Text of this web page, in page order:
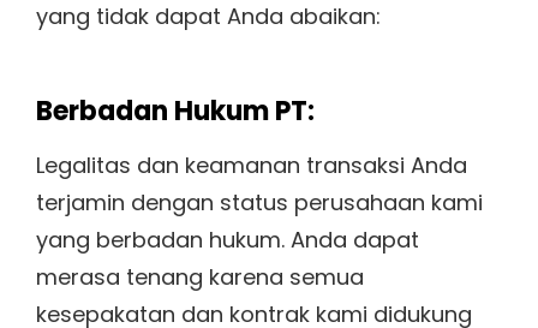
yang tidak dapat Anda abaikan:
Berbadan Hukum PT:
Legalitas dan keamanan transaksi Anda
terjamin dengan status perusahaan kami
yang berbadan hukum. Anda dapat
merasa tenang karena semua
kesepakatan dan kontrak kami didukung